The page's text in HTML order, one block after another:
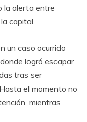
la alerta entre
capital.
un caso ocurrido
logró escapar
tras ser
el momento no
mientras